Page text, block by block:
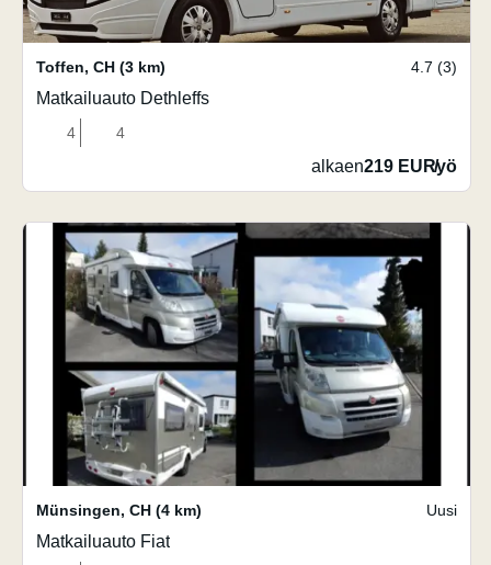
Toffen, CH (3 km) 4.7 (3)
Matkailuauto Dethleffs
4 4
alkaen219 EUR/yö
Münsingen, CH (4 km) Uusi
Matkailuauto Fiat